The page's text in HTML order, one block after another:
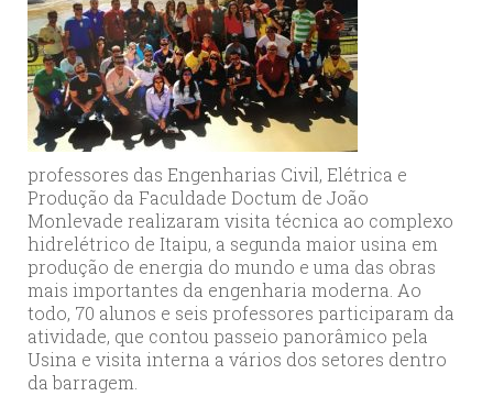
professores das Engenharias Civil, Elétrica e
Produção da Faculdade Doctum de João
Monlevade realizaram visita técnica ao complexo
hidrelétrico de Itaipu, a segunda maior usina em
produção de energia do mundo e uma das obras
mais importantes da engenharia moderna. Ao
todo, 70 alunos e seis professores participaram da
atividade, que contou passeio panorâmico pela
Usina e visita interna a vários dos setores dentro
da barragem.